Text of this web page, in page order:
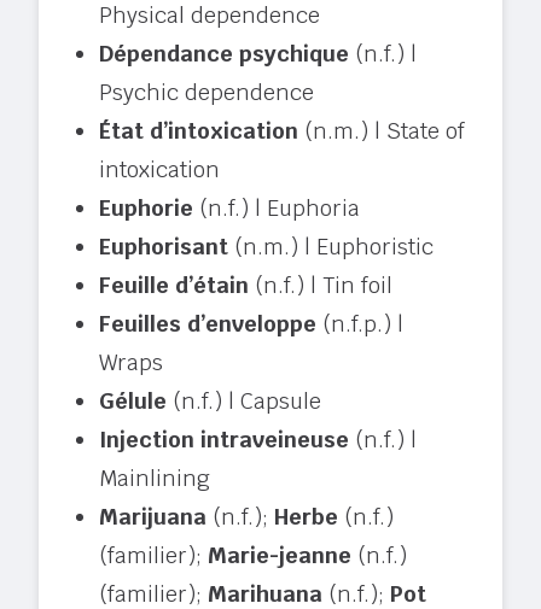
Physical dependence
Dépendance psychique (n.f.) |
Psychic dependence
État d’intoxication (n.m.) | State of
intoxication
Euphorie (n.f.) | Euphoria
Euphorisant (n.m.) | Euphoristic
Feuille d’étain (n.f.) | Tin foil
Feuilles d’enveloppe (n.f.p.) |
Wraps
Gélule (n.f.) | Capsule
Injection intraveineuse (n.f.) |
Mainlining
Marijuana (n.f.); Herbe (n.f.)
(familier); Marie-jeanne (n.f.)
(familier); Marihuana (n.f.); Pot